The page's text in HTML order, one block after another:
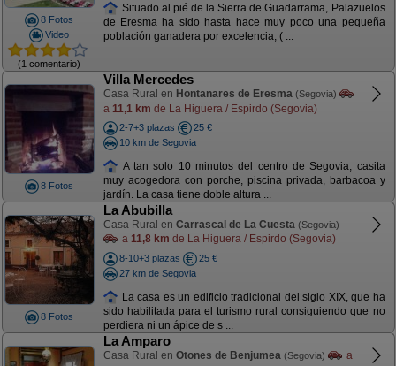
8 Fotos
Video
(1 comentario)
Situado al pié de la Sierra de Guadarrama, Palazuelos
de Eresma ha sido hasta hace muy poco una pequeña
población ganadera por excelencia, ( ...
8 Fotos
Villa Mercedes
Casa Rural en Hontanares de Eresma (Segovia)
a 11,1 km de La Higuera / Espirdo (Segovia)
2-7+3 plazas
25 €
10 km de Segovia
A tan solo 10 minutos del centro de Segovia, casita
muy acogedora con porche, piscina privada, barbacoa y
jardín. La casa tiene doble altura ...
8 Fotos
La Abubilla
Casa Rural en Carrascal de La Cuesta (Segovia)
a 11,8 km de La Higuera / Espirdo (Segovia)
8-10+3 plazas
25 €
27 km de Segovia
La casa es un edificio tradicional del siglo XIX, que ha
sido habilitada para el turismo rural consiguiendo que no
perdiera ni un ápice de s ...
La Amparo
Casa Rural en Otones de Benjumea (Segovia)
a